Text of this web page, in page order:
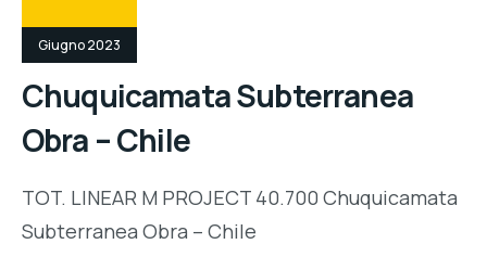
Giugno 2023
Chuquicamata Subterranea
Obra – Chile
TOT. LINEAR M PROJECT 40.700 Chuquicamata
Subterranea Obra – Chile